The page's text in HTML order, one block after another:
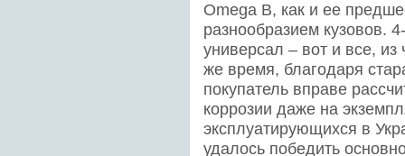
Omega B, как и ее
разнообразием кузовов.
универсал – вот и все, из
же время, благодаря
покупатель вправе
коррозии даже на
эксплуатирующихся в
удалось победить